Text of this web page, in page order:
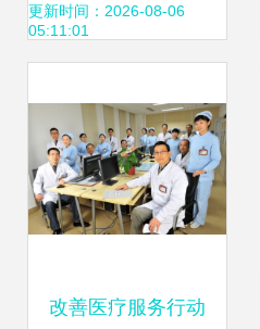
场的全面解读——
更新时间：2026-08-06
05:11:01
改善医疗服务行动